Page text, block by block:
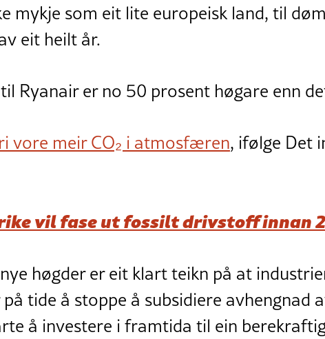
mykje som eit lite europeisk land, til
eit heilt år.
Ryanair er no 50 prosent høgare enn
vore meir CO₂ i atmosfæren, ifølge Det
vil fase ut fossilt drivstoff innan
høgder er eit klart teikn på at
tide å stoppe å subsidiere avhengnad
å investere i framtida til ein